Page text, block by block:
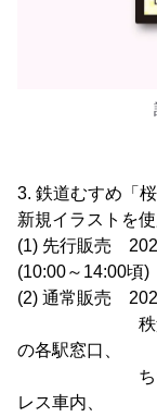
3. 鉄道むすめ「
新規イラストを
(1) 先行販売
(10:00～14:00頃)
(2) 通常販売
秩父鉄道
の各駅窓口、
ちちてつ長
レス車内、